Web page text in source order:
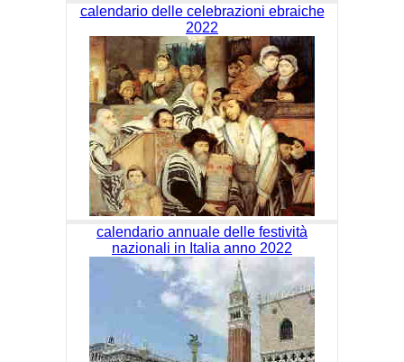
calendario delle celebrazioni ebraiche
2022
calendario annuale delle festività
nazionali in Italia anno 2022